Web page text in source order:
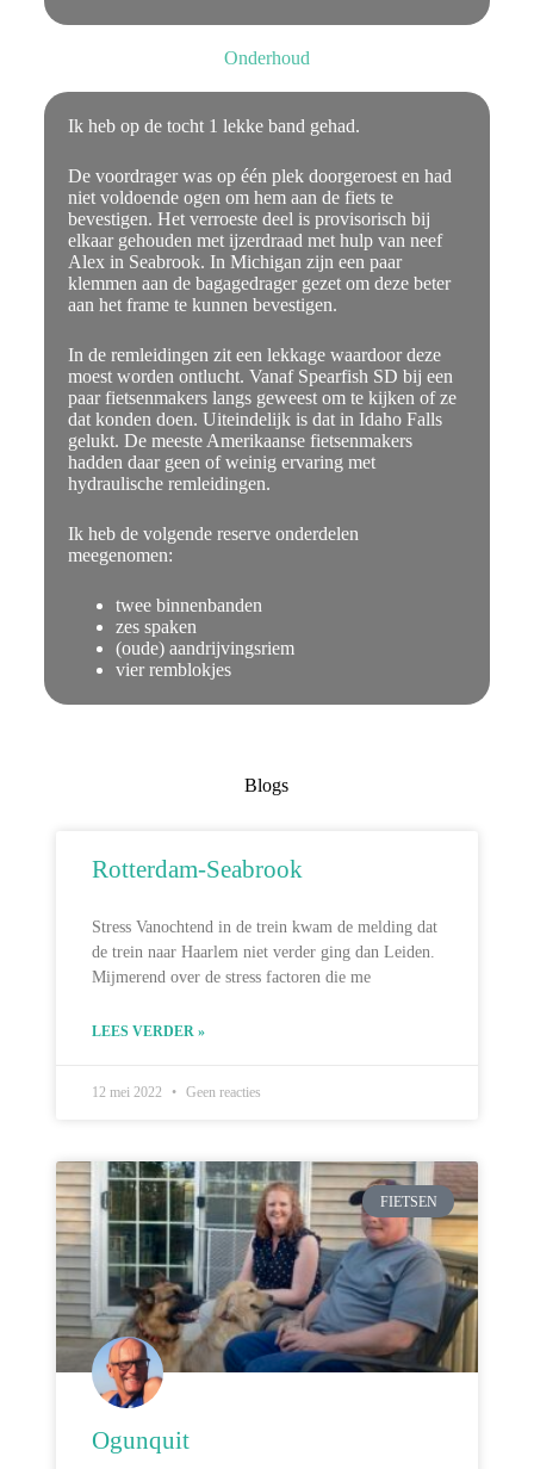
Onderhoud
Ik heb op de tocht 1 lekke band gehad.
De voordrager was op één plek doorgeroest en had
niet voldoende ogen om hem aan de fiets te
bevestigen. Het verroeste deel is provisorisch bij
elkaar gehouden met ijzerdraad met hulp van neef
Alex in Seabrook. In Michigan zijn een paar
klemmen aan de bagagedrager gezet om deze beter
aan het frame te kunnen bevestigen.
In de remleidingen zit een lekkage waardoor deze
moest worden ontlucht. Vanaf Spearfish SD bij een
paar fietsenmakers langs geweest om te kijken of ze
dat konden doen. Uiteindelijk is dat in Idaho Falls
gelukt. De meeste Amerikaanse fietsenmakers
hadden daar geen of weinig ervaring met
hydraulische remleidingen.
Ik heb de volgende reserve onderdelen
meegenomen:
twee binnenbanden
zes spaken
(oude) aandrijvingsriem
vier remblokjes
Blogs
Rotterdam-Seabrook
Stress Vanochtend in de trein kwam de melding dat
de trein naar Haarlem niet verder ging dan Leiden.
Mijmerend over de stress factoren die me
LEES VERDER »
12 mei 2022 Geen reacties
FIETSEN
Ogunquit